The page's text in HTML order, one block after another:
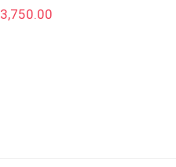
3,750.00